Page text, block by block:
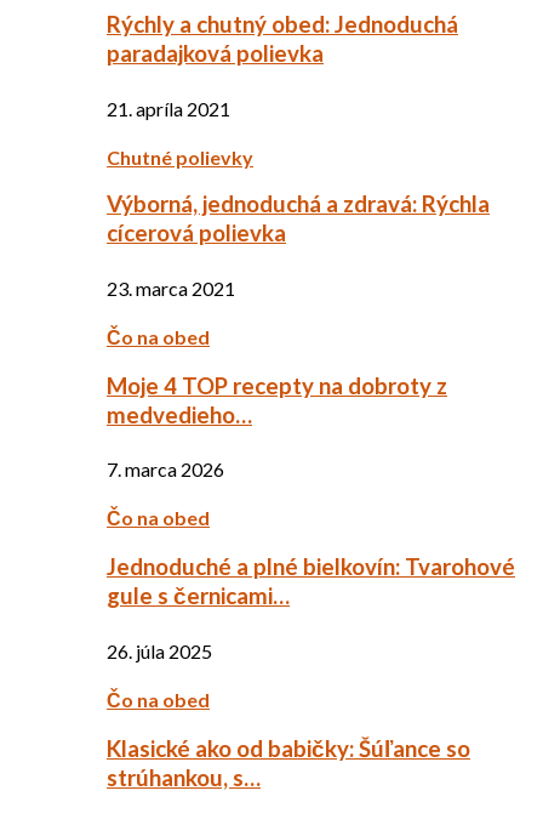
Rýchly a chutný obed: Jednoduchá
paradajková polievka
21. apríla 2021
Chutné polievky
Výborná, jednoduchá a zdravá: Rýchla
cícerová polievka
23. marca 2021
Čo na obed
Moje 4 TOP recepty na dobroty z
medvedieho…
7. marca 2026
Čo na obed
Jednoduché a plné bielkovín: Tvarohové
gule s černicami…
26. júla 2025
Čo na obed
Klasické ako od babičky: Šúľance so
strúhankou, s…